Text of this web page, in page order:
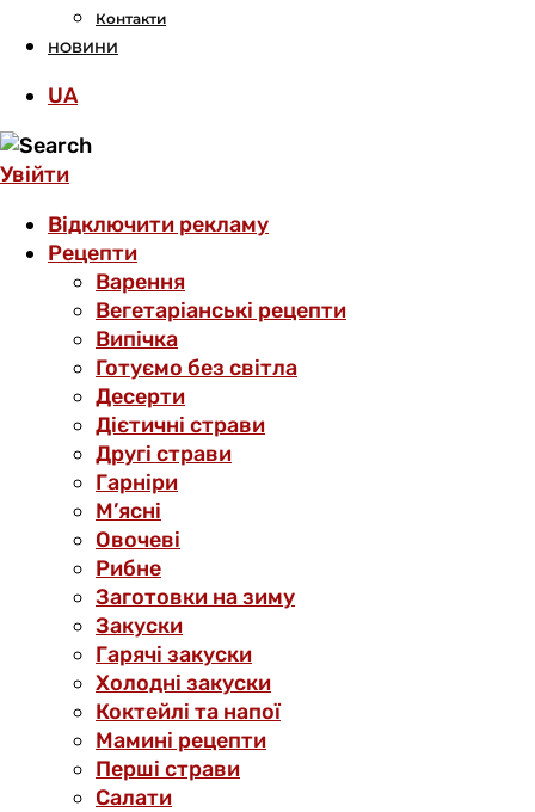
Контакти
НОВИНИ
UA
Увійти
Відключити рекламу
Рецепти
Варення
Вегетаріанські рецепти
Випічка
Готуємо без світла
Десерти
Дієтичні страви
Другі страви
Гарніри
М’ясні
Овочеві
Рибне
Заготовки на зиму
Закуски
Гарячі закуски
Холодні закуски
Коктейлі та напої
Мамині рецепти
Перші страви
Салати